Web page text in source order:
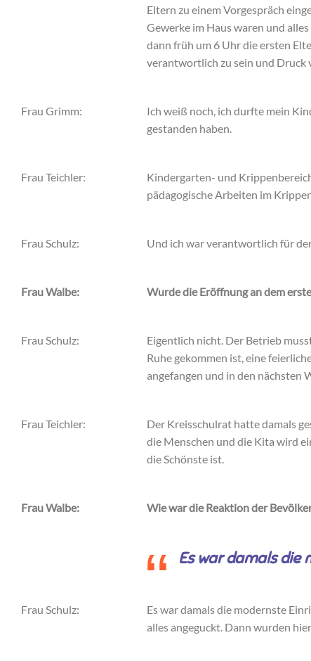
Eltern zu einem Vorgespräch
Gewerke im Haus waren und
dann früh um 6 Uhr die ersten
verantwortlich zu sein und Druck
Frau Grimm:
Ich weiß noch, ich durfte mein
gestanden haben.
Frau Teichler:
Kindergarten- und
pädagogische Arbeiten im
Frau Schulz: Und ich war verantwortlich für
Frau Walbe: Wurde die Eröffnung an dem
Frau Schulz:
Eigentlich nicht. Der Betrieb
Ruhe gekommen ist, eine
angefangen und in den nächsten
Frau Teichler:
Der Kreisschulrat hatte damals
die Menschen und die Kita wird
die Schönste ist.
Frau Walbe: Wie war die Reaktion der
Es war damals die
Frau Schulz:
Es war damals die modernste
alles angeguckt. Dann wurden